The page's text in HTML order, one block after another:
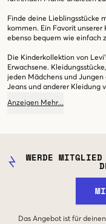
Finde deine Lieblingsstücke
kommen. Ein Favorit unserer
ebenso bequem wie einfach
Die Kinderkollektion von
Erwachsene.
jeden Mädchens und Jungen
Jeans und anderer Kleidung
Anzeigen Mehr...
WERDE
Das Angebot ist für